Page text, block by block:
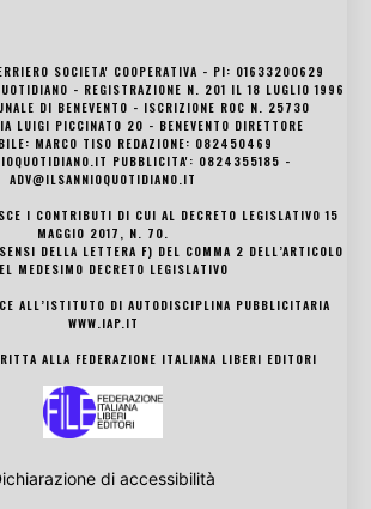
SOCIETA' COOPERATIVA - PI: 01633200629
- REGISTRAZIONE N. 201 IL 18 LUGLIO 1996
DI BENEVENTO - ISCRIZIONE ROC N. 25730
LUIGI PICCINATO 20 - BENEVENTO DIRETTORE
MARCO TISO REDAZIONE: 082450469
PUBBLICITA': 0824355185 -
ADV@ILSANNIOQUOTIDIANO.IT
I CONTRIBUTI DI CUI AL DECRETO LEGISLATIVO 15
MAGGIO 2017, N. 70.
DELLA LETTERA F) DEL COMMA 2 DELL’ARTICOLO
MEDESIMO DECRETO LEGISLATIVO
ALL’ISTITUTO DI AUTODISCIPLINA PUBBLICITARIA
WWW.IAP.IT
ALLA FEDERAZIONE ITALIANA LIBERI EDITORI
di accessibilità